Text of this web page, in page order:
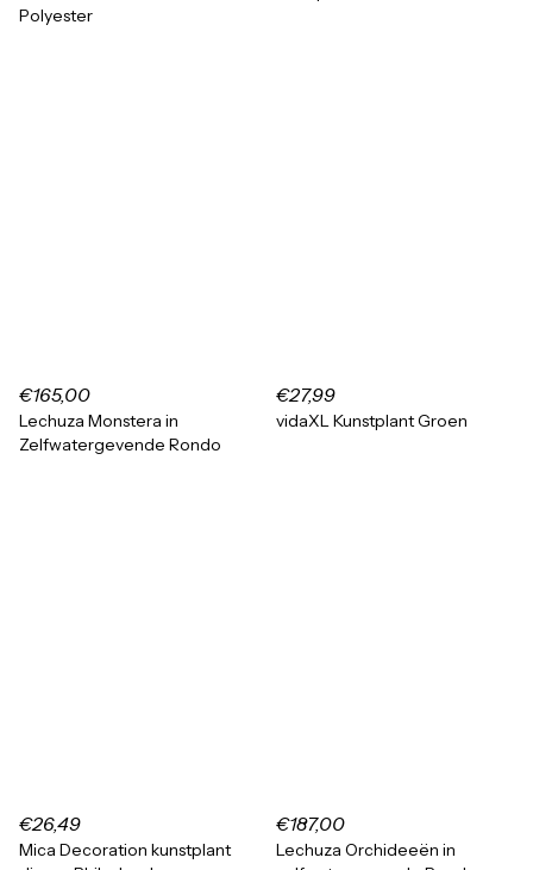
Polyester
€165,00
Lechuza Monstera in
Zelfwatergevende Rondo
€27,99
vidaXL Kunstplant Groen
€26,49
Mica Decoration kunstplant
€187,00
Lechuza Orchideeën in